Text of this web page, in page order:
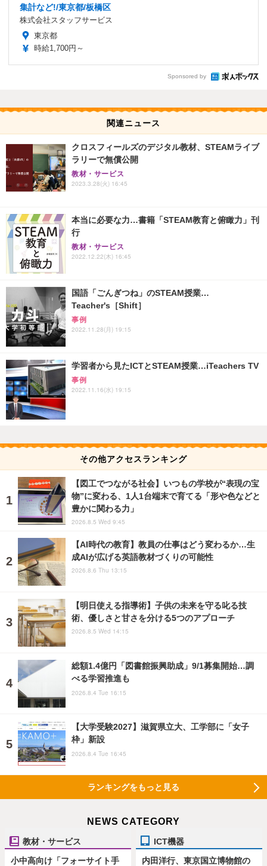
集計など!/東京都/板橋区
株式会社スタッフサービス
東京都
時給1,700円～
Sponsored by
関連ニュース
クロスフィールズのデジタル教材、STEAMライブ
ラリーで無償公開
教材・サービス
2023.3.28(火) 16:45
本当に必要な力…書籍「STEAM教育と俯瞰力」刊
行
教材・サービス
2022.12.22(木) 16:45
国語「ごんぎつね」のSTEAM授業…
Teacher's［Shift］
事例
2022.11.28(月) 19:15
学習者から見たICTとSTEAM授業…iTeachers TV
事例
2022.11.16(水) 19:15
その他アクセスランキング
【図工でつながる社会】いつもの学校が“表現の宝
物”に変わる、1人1台端末で育てる「形や色などと
豊かに関わる力」
2026.8.5 Wed 9:45
【AI時代の教育】教員の仕事はどう変わるか…生
成AIが広げる英語教材づくりの可能性
2026.8.6 Thu 13:15
【明日使える指導術】子供の未来を守る叱る技
術、優しさと甘さを分ける5つのアプローチ
2026.8.5 Wed 14:15
総額1.4億円「図書館振興助成」9/1募集開始…調
べる学習推進も
2026.8.4 Tue 16:15
【大学受験2027】滋賀県立大、工学部に「女子
枠」新設
2026.8.4 Tue 16:45
ランキングをもっと見る
NEWS CATEGORY
教材・サービス
小中高向け「フォーサイト手
ICT機器
内田洋行、東京国立博物館の